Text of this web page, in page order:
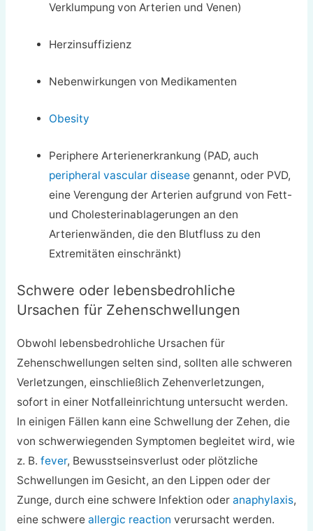
Verklumpung von Arterien und Venen)
Herzinsuffizienz
Nebenwirkungen von Medikamenten
Obesity
Periphere Arterienerkrankung (PAD, auch
peripheral vascular disease genannt, oder PVD,
eine Verengung der Arterien aufgrund von Fett-
und Cholesterinablagerungen an den
Arterienwänden, die den Blutfluss zu den
Extremitäten einschränkt)
Schwere oder lebensbedrohliche
Ursachen für Zehenschwellungen
Obwohl lebensbedrohliche Ursachen für
Zehenschwellungen selten sind, sollten alle schweren
Verletzungen, einschließlich Zehenverletzungen,
sofort in einer Notfalleinrichtung untersucht werden.
In einigen Fällen kann eine Schwellung der Zehen, die
von schwerwiegenden Symptomen begleitet wird, wie
z. B. fever, Bewusstseinsverlust oder plötzliche
Schwellungen im Gesicht, an den Lippen oder der
Zunge, durch eine schwere Infektion oder anaphylaxis,
eine schwere allergic reaction verursacht werden.